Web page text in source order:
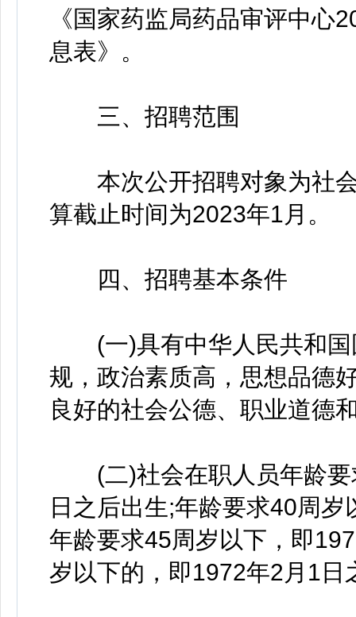
《国家药监局药品审评中心
息表》。
三、招聘范围
本次公开招聘对象为社会
算截止时间为2023年1月。
四、招聘基本条件
(一)具有中华人民共和国
规，政治素质高，思想品德
良好的社会公德、职业道德
(二)社会在职人员年龄要
日之后出生;年龄要求40周
年龄要求45周岁以下，即
岁以下的，即1972年2月1日